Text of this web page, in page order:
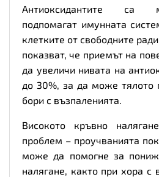
Антиоксидантите са
подпомагат имунната
клетките от свободните
показват, че приемът на
да увеличи нивата на
до 30%, за да може тялото
бори с възпаленията.
Високото кръвно
проблем – проучванията
може да помогне за
налягане, както при хора с